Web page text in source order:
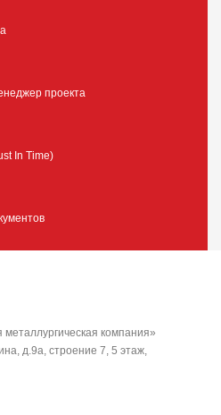
проекта
In Time)
компания»
д.9а, строение 7, 5 этаж,